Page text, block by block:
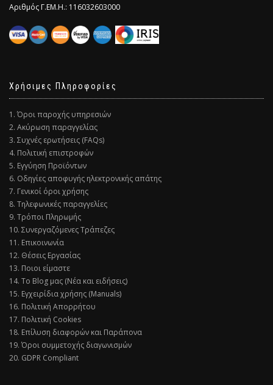
Αριθμός Γ.ΕΜ.Η.: 116032603000
Χρήσιμες Πληροφορίες
1. Όροι παροχής υπηρεσιών
2. Ακύρωση παραγγελίας
3. Συχνές ερωτήσεις (FAQs)
4. Πολιτική επιστροφών
5. Εγγύηση Προϊόντων
6. Οδηγίες αποφυγής ηλεκτρονικής απάτης
7. Γενικοί όροι χρήσης
8. Τηλεφωνικές παραγγελίες
9. Τρόποι Πληρωμής
10. Συνεργαζόμενες Τράπεζες
11. Επικοινωνία
12. Θέσεις Εργασίας
13. Ποιοι είμαστε
14. Το Blog μας (Νέα και ειδήσεις)
15. Εγχειρίδια χρήσης (Manuals)
16. Πολιτική Απορρήτου
17. Πολιτική Cookies
18. Επίλυση διαφορών και Παράπονα
19. Όροι συμμετοχής διαγωνισμών
20. GDPR Compliant